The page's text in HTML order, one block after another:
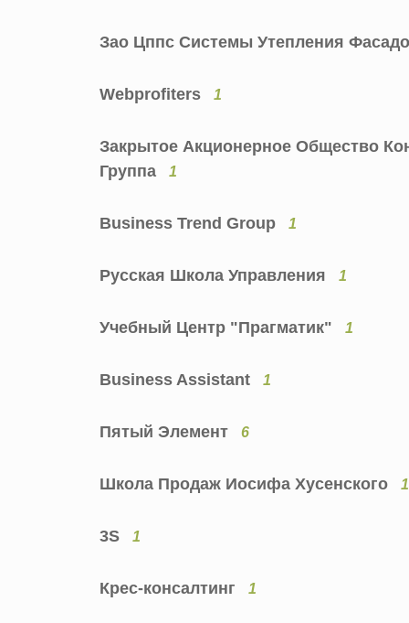
Зао Цппс Системы Утепления
Webprofiters 1
Закрытое Акционерное Общество
Группа
1
Business Trend Group 1
Русская Школа Управления 1
Учебный Центр "Прагматик" 1
Business Assistant 1
Пятый Элемент 6
Школа Продаж Иосифа Хусенского 1
3S 1
Крес-консалтинг 1